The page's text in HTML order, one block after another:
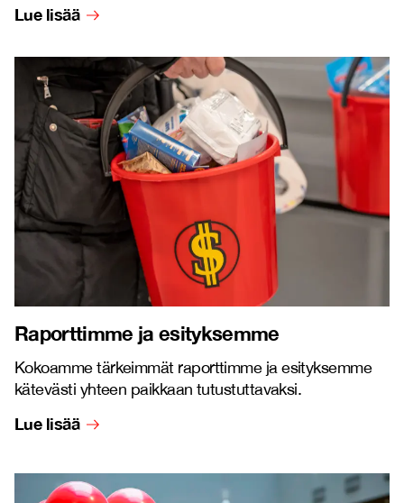
Lue lisää
Raporttimme ja esityksemme
Kokoamme tärkeimmät raporttimme ja esityksemme
kätevästi yhteen paikkaan tutustuttavaksi.
Lue lisää